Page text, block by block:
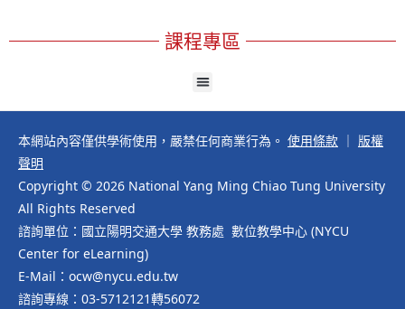
課程專區
本網站內容僅供學術使用，嚴禁任何商業行為。 使用條款
版權
聲明
Copyright © 2026 National Yang Ming Chiao Tung University
All Rights Reserved
諮詢單位：國立陽明交通大學 教務處 數位教學中心 (NYCU
Center for eLearning)
E-Mail：ocw@nycu.edu.tw
諮詢專線：03-5712121轉56072